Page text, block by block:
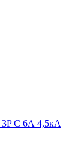
C 6А 4,5кА